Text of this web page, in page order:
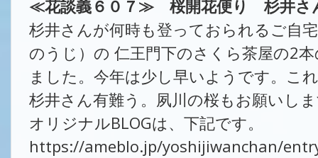
≪花談義６０７≫ 桜開花便り 杉井さ
杉井さんが何時も登っておられるご自
のうじ）の 仁王門下のさくら茶屋の2
ました。今年は少し早いようです。こ
杉井さん有難う。夙川の桜もお願いし
オリジナルBLOGは、下記です。
https://ameblo.jp/yoshijiwanchan/